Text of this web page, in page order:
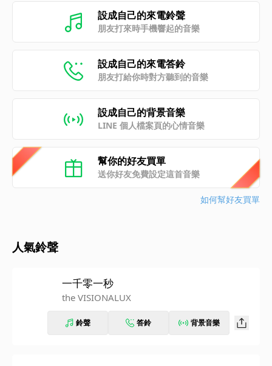
設成自己的來電鈴聲
朋友打來時手機響起的音樂
設成自己的來電答鈴
朋友打給你時對方聽到的音樂
設成自己的背景音樂
LINE 個人檔案頁的心情音樂
幫你的好友買單
送你好友免費設定這首音樂
如何幫好友買單
人氣鈴聲
一千零一秒
the VISIONALUX
鈴聲 答鈴 背景音樂